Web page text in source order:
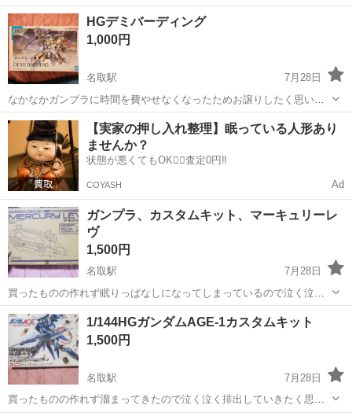
作る時間がとれず家族からの積みプラを整理するよう命令が下ったた
め泣く泣く手放すことになりました。 新品ですがパッケージに若干の
痛みあります。...
宮城 名取市 名取駅 模型、プラモデル
HGデミバーディング
1,000円
名取駅
7月28日
なかなかガンプラに時間を費やせなくなったためお譲りしたく思いま
す。 ちゃんと作ってくださる方だとうれしいです。 よろしくお願いい
たします。
宮城 名取市 名取駅 模型、プラモデル ガンプラ
【実家の押し入れ整理】眠っている人形あり
ませんか？
状態が悪くてもOK🙆‍♀️査定0円‼️
COYASH Ad
ガンプラ、カスタムキット、マーキュリーレ
ヴ
1,500円
名取駅
7月28日
買ったものの作れず眠りっぱなしになってしまっているので泣く泣く
排出していきたく思います。 大切に作ってくださる方よろしくお願い
いたします。
宮城 名取市 模型、プラモデル ガンプラ
1/144HGガンダムAGE-1カスタムキット
1,500円
名取駅
7月28日
買ったものの作れず溜まってきたので泣く泣く排出していきたく思い